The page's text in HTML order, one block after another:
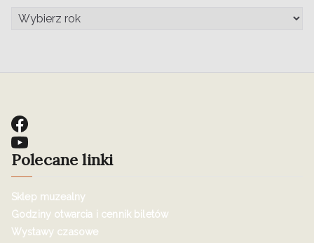
Polecane linki
Sklep muzealny
Godziny otwarcia i cennik biletów
Wystawy czasowe